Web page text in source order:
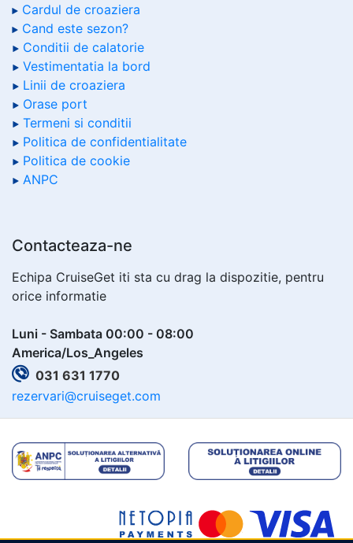
Cardul de croaziera
Cand este sezon?
Conditii de calatorie
Vestimentatia la bord
Linii de croaziera
Orase port
Termeni si conditii
Politica de confidentialitate
Politica de cookie
ANPC
Contacteaza-ne
Echipa CruiseGet iti sta cu drag la dispozitie, pentru
orice informatie
Luni - Sambata 00:00 - 08:00
America/Los_Angeles
031 631 1770
rezervari@cruiseget.com